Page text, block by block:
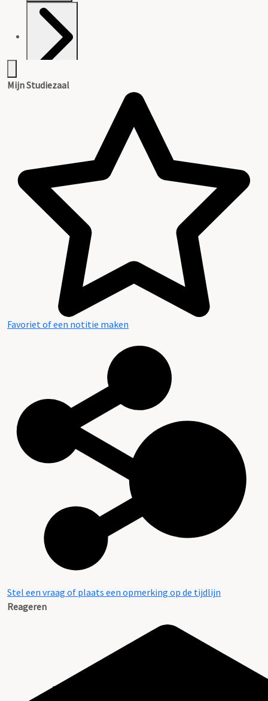
Mijn Studiezaal
Favoriet of een notitie maken
Stel een vraag of plaats een opmerking op de tijdlijn
Reageren